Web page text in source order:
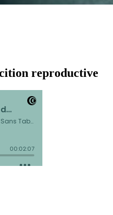
reproductive